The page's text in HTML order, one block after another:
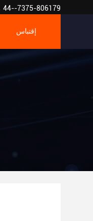
44--7375-806179
إقتباس